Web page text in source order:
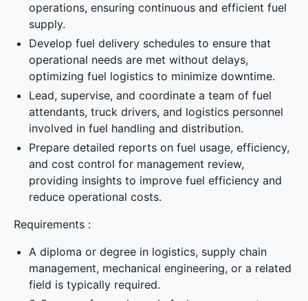
operations, ensuring continuous and efficient fuel
supply.
Develop fuel delivery schedules to ensure that
operational needs are met without delays,
optimizing fuel logistics to minimize downtime.
Lead, supervise, and coordinate a team of fuel
attendants, truck drivers, and logistics personnel
involved in fuel handling and distribution.
Prepare detailed reports on fuel usage, efficiency,
and cost control for management review,
providing insights to improve fuel efficiency and
reduce operational costs.
Requirements :
A diploma or degree in logistics, supply chain
management, mechanical engineering, or a related
field is typically required.